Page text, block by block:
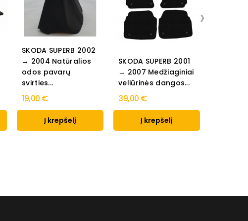
SKODA SUPERB 2002
→ 2004 Natūralios
odos pavarų
svirties...
19,00 €
Į krepšelį
SKODA SUPERB 2001
→ 2007 Medžiaginiai
veliūrinės dangos...
39,00 €
Į krepšelį
›